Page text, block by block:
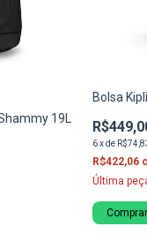
19L
Bolsa
6xde
R$422,06
Última
Comprar